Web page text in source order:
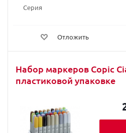
Серия
Отложить
Набор маркеров Copic
пластиковой упаковке